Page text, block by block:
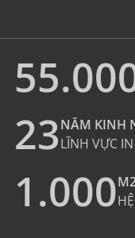
23NĂM KINH
LĨNH VỰC
1.000